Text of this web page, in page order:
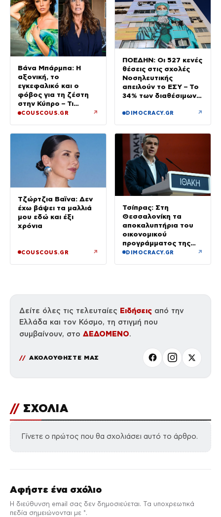
Βάνα Μπάρμπα: Η
αξονική, το
εγκεφαλικό και ο
φόβος για τη ζέστη
στην Κύπρο – Τι
τρέμουν οι γιατροί για
COUSCOUS.GR ↗
ΠΟΕΔΗΝ: Οι 527 κενές
θέσεις στις σχολές
Νοσηλευτικής
απειλούν το ΕΣΥ – Το
34% των διαθέσιμων
DIMOCRACY.GR ↗
Τζώρτζια Βαϊνα: Δεν
έχω βάψει τα μαλλιά
μου εδώ και έξι
χρόνια
COUSCOUS.GR ↗
Τσίπρας: Στη
Θεσσαλονίκη τα
αποκαλυπτήρια του
οικονομικού
προγράμματος της
ΕΛ.Α.Σ.
DIMOCRACY.GR ↗
Δείτε όλες τις τελευταίες Ειδήσεις από την
Ελλάδα και τον Κόσμο, τη στιγμή που
συμβαίνουν, στο ΔΕΔΟΜΕΝΟ.
ΑΚΟΛΟΥΘΗΣΤΕ ΜΑΣ
// ΣΧΟΛΙΑ
Γίνετε ο πρώτος που θα σχολιάσει αυτό το άρθρο.
Αφήστε ένα σχόλιο
Η διεύθυνση email σας δεν δημοσιεύεται. Τα υποχρεωτικά
πεδία σημειώνονται με *.